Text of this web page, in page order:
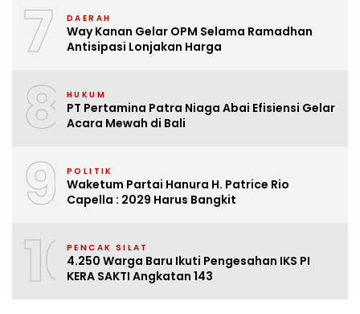
7 DAERAH
Way Kanan Gelar OPM Selama Ramadhan
Antisipasi Lonjakan Harga
8 HUKUM
PT Pertamina Patra Niaga Abai Efisiensi Gelar
Acara Mewah di Bali
9 POLITIK
Waketum Partai Hanura H. Patrice Rio
Capella : 2029 Harus Bangkit
10PENCAK SILAT
4.250 Warga Baru Ikuti Pengesahan IKS PI
KERA SAKTI Angkatan 143